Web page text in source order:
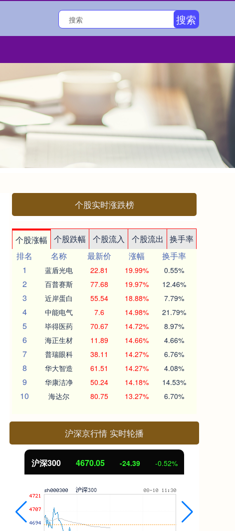
搜索
个股实时涨跌榜
个股涨幅 个股跌幅 个股流入 个股流出
换手率
排名
名称 最新价 涨幅
换手率
1
蓝盾光电 22.81 19.99% 0.55%
2 百普赛斯 77.68 19.97% 12.46%
3 近岸蛋白 55.54 18.88% 7.79%
4 中能电气 7.6 14.98% 21.79%
5 毕得医药 70.67 14.72% 8.97%
6 海正生材 11.89 14.66% 4.66%
7 普瑞眼科 38.11 14.27% 6.76%
8 华大智造 61.51 14.27% 4.08%
9 华康洁净 50.24 14.18% 14.53%
10 海达尔 80.75 13.27% 6.70%
沪深京行情 实时轮播
北证50 1125.45 -8.79 -0.78%